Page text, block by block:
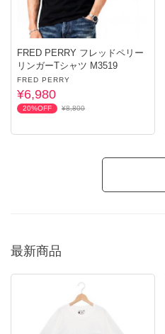
FRED PERRY フレッドペリー
リンガーTシャツ M3519
FRED PERRY
¥6,980
20%OFF ¥8,800
最新商品